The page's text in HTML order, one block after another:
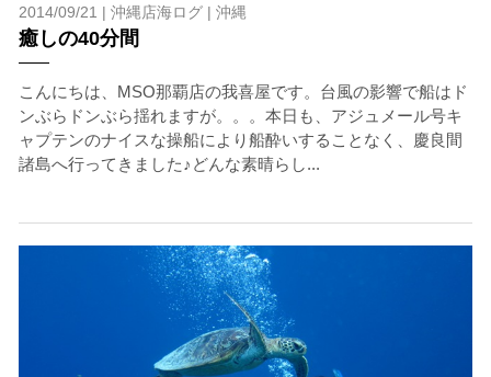
2014/09/21 | 沖縄店海ログ| 沖縄
癒しの40分間
こんにちは、MSO那覇店の我喜屋です。台風の影響で船はド
ンぶらドンぶら揺れますが。。。本日も、アジュメール号キ
ャプテンのナイスな操船により船酔いすることなく、慶良間
諸島へ行ってきました♪どんな素晴らし...